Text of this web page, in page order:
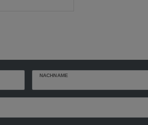
NACHNAME